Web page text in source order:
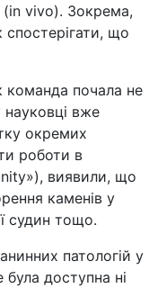
(in vivo). Зокрема,
що
команда почала не
вже
окремих
роботи в
виявили, що
каменів у
судин тощо.
патологій у
доступна ні